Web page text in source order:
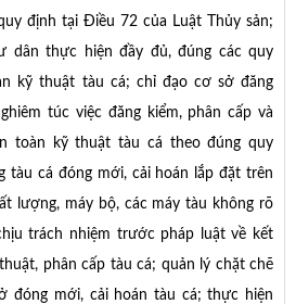
định tại Điều 72 của Luật Thủy sản;
dân thực hiện đầy đủ, đúng các quy
kỹ thuật tàu cá; chỉ đạo cơ sở đăng
túc việc đăng kiểm, phân cấp và
toàn kỹ thuật tàu cá theo đúng quy
tàu cá đóng mới, cải hoán lắp đặt trên
lượng, máy bộ, các máy tàu không rõ
trách nhiệm trước pháp luật về kết
phân cấp tàu cá; quản lý chặt chẽ
đóng mới, cải hoán tàu cá; thực hiện